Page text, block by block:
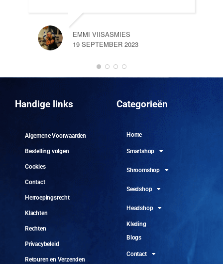
EMMI VIISASMIES
19 SEPTEMBER 2023
Handige links
Algemene Voorwaarden
Bestelling volgen
Cookies
Contact
Herroepingsrecht
Klachten
Rechten
Privacybeleid
Retouren en Verzenden
Categorieën
Home
Smartshop
Shroomshop
Seedshop
Headshop
Kleding
Blogs
Contact